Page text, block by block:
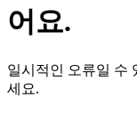
어요.
일시적인 오류일 수
세요.